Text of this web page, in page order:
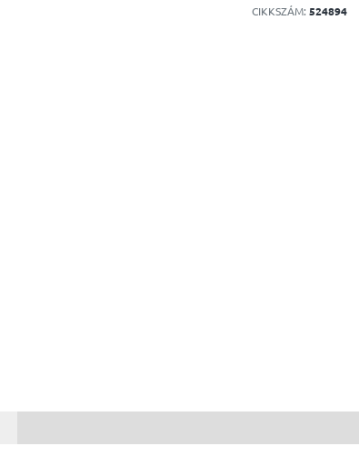
CIKKSZÁM: 524894